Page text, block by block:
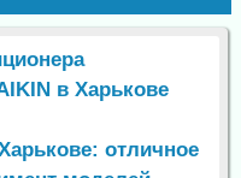
в Харькове
отличное